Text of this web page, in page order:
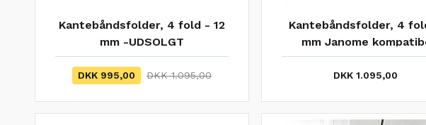
Kantebåndsfolder, 4 fold - 12
mm -UDSOLGT
DKK 995,00 DKK 1.095,00
Kantebåndsfolder, 4
mm Janome
DKK 1.095,00